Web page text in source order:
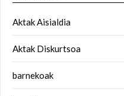
Aktak Aisialdia
Aktak Diskurtsoa
barnekoak